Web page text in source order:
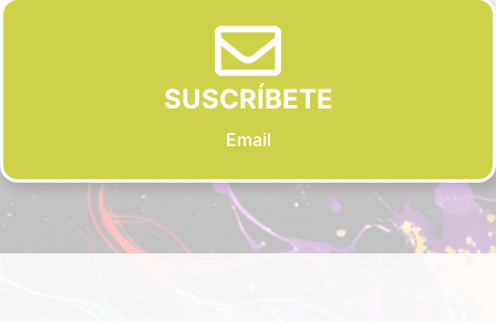
SUSCRÍBETE
Email